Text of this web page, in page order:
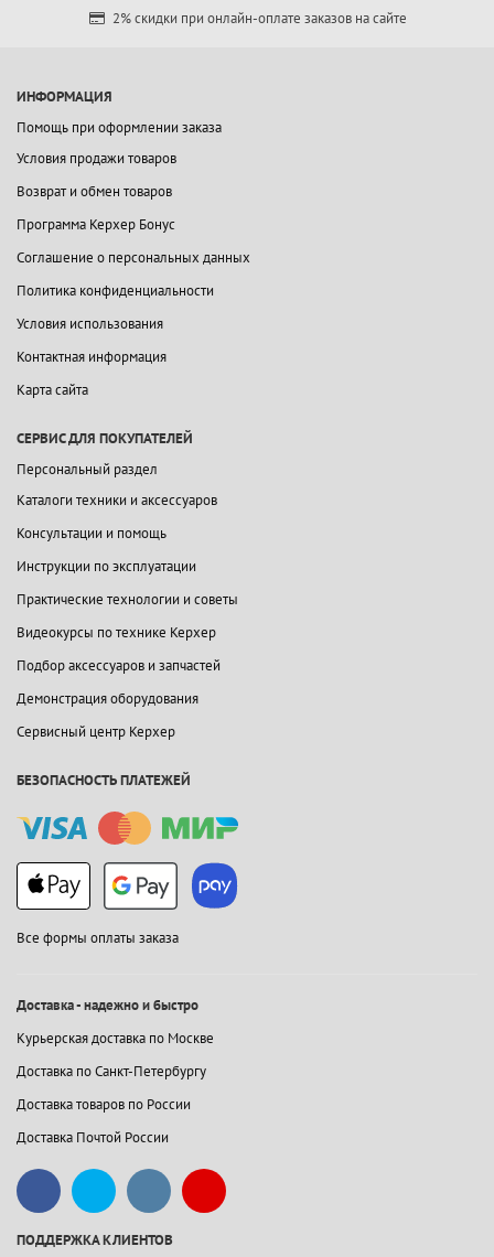
2% скидки при онлайн-оплате заказов на сайте
ИНФОРМАЦИЯ
Помощь при оформлении заказа
Условия продажи товаров
Возврат и обмен товаров
Программа Керхер Бонус
Соглашение о персональных данных
Политика конфиденциальности
Условия использования
Контактная информация
Карта сайта
СЕРВИС ДЛЯ ПОКУПАТЕЛЕЙ
Персональный раздел
Каталоги техники и аксессуаров
Консультации и помощь
Инструкции по эксплуатации
Практические технологии и советы
Видеокурсы по технике Керхер
Подбор аксессуаров и запчастей
Демонстрация оборудования
Сервисный центр Керхер
БЕЗОПАСНОСТЬ ПЛАТЕЖЕЙ
Все формы оплаты заказа
Доставка - надежно и быстро
Курьерская доставка по Москве
Доставка по Санкт-Петербургу
Доставка товаров по России
Доставка Почтой России
ПОДДЕРЖКА КЛИЕНТОВ